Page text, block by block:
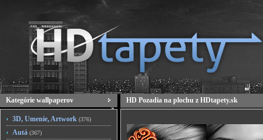
Kategórie wallpaperov
3D, Umenie, Artwork (376)
Autá (367)
HD Pozadia na plochu z HDtapety.sk